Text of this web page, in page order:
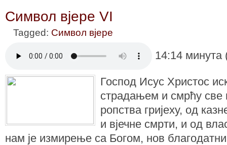
Символ вјере VI
Tagged: Символ вјере
14:14
Господ Исус Христос
страдањем и смрћу све
ропства гријеху, од
и вјечне смрти, и од
нам је измирење са Богом, нов